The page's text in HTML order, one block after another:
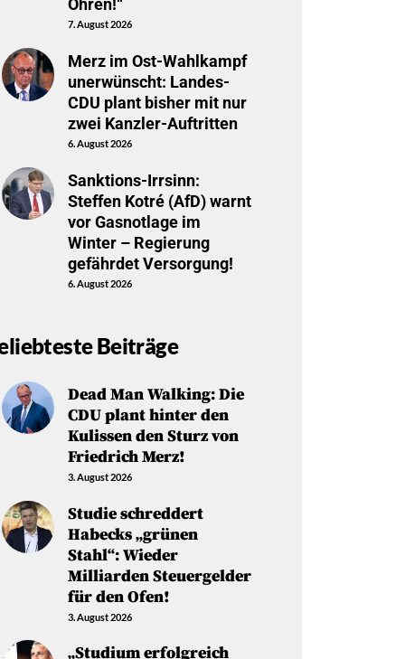
Ohren!“
7. August 2026
Merz im Ost-Wahlkampf
unerwünscht: Landes-
CDU plant bisher mit nur
zwei Kanzler-Auftritten
6. August 2026
Sanktions-Irrsinn:
Steffen Kotré (AfD) warnt
vor Gasnotlage im
Winter – Regierung
gefährdet Versorgung!
6. August 2026
Beiträge
Dead Man Walking: Die
CDU plant hinter den
Kulissen den Sturz von
Friedrich Merz!
3. August 2026
Studie schreddert
Habecks „grünen
Stahl“: Wieder
Milliarden Steuergelder
für den Ofen!
3. August 2026
„Studium erfolgreich